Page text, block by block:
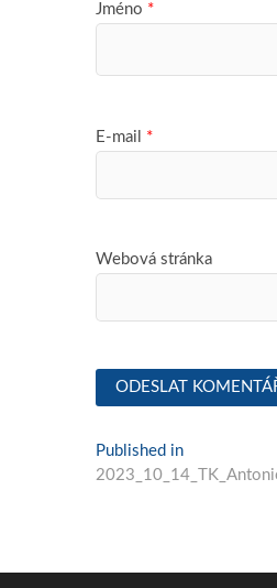
Jméno *
E-mail *
Webová stránka
Navigace
pro
Published in